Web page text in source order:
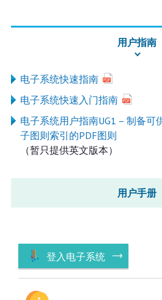
用户指南
电子系统快速指南
电子系统快速入门指南
电子系统用户指南UG1 – 制备可
子图则索引的PDF图则
（暂只提供英文版本）
用户手册
登入电子系统